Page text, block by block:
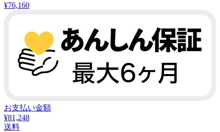
¥76,160
お支払い金額
¥81,248
送料